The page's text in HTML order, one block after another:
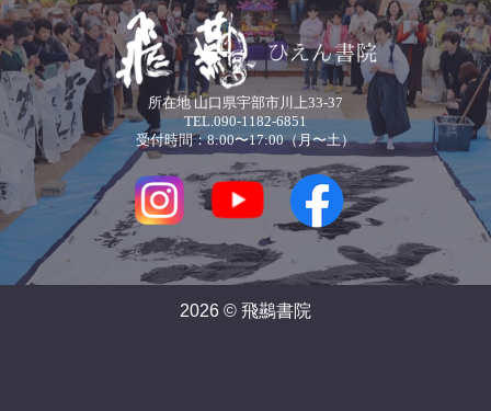
所在地 山口県宇部市川上33-37
TEL.090-1182-6851
受付時間：8:00〜17:00（月〜土）
2026 © 飛䴏書院